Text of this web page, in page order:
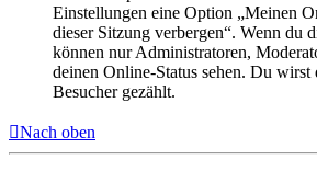
Einstellungen eine Option „Meinen
dieser Sitzung verbergen“. Wenn du
können nur Administratoren,
deinen Online-Status sehen. Du wirst
Besucher gezählt.
Nach oben